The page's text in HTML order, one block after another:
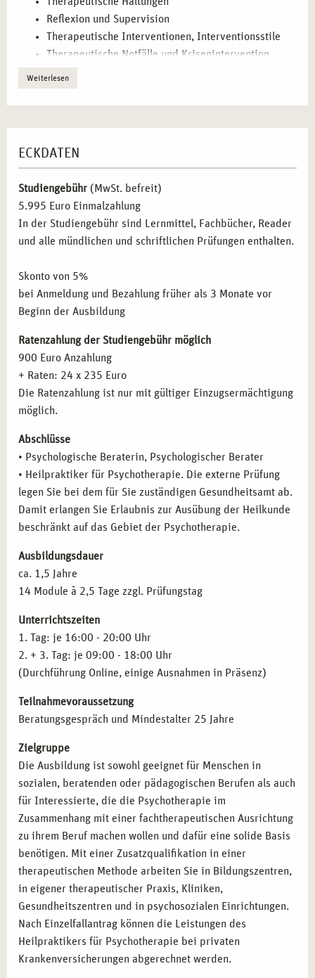
BERUFLICHE PERSPEKTIVEN NACH DER
AUSBILDUNG IN KÖLN
Mit Ihrer Qualifikation als Heilpraktiker für
Psychotherapie stehen Ihnen in Köln und darüber hinaus
zahlreiche berufliche Möglichkeiten offen:
Therapiezentren und soziale Einrichtungen:
Angestelltenverhältnisse mit klaren Strukturen und
Teamarbeit.
Coaching und Beratung:
individuelle Beratung bei psychischen Belastungen.
Spezialisierung:Weiterbildung in Bereichen wie
Verhaltenstherapie.
Lehrtätigkeit:Ausbildung angehender Heilpraktiker
und Weiterbildung in der Erwachsenenbildung.
QUALIFIKATIONEN NACH IHRER AUSBILDUNG
IN KÖLN
Nach erfolgreichem Abschluss der Ausbildung können Sie
folgende Qualifikationen erwerben:
Heilpraktiker für Psychotherapie:
therapeutischen Arbeit nach bestandener Prüfung.
Psychologischer Berater:Kompetenzen zur
psychologischen Betreuung und Beratung.
MIT CAMPUS NATURALIS IN KÖLN
DURCHSTARTEN
Wählen Sie die Ausbildung zum Heilpraktiker für
Psychotherapie bei campus naturalis in Köln und
profitieren Sie von unserer langjährigen Erfahrung und
praxisorientierten Lehrmethoden. Unsere erfahrenen
Dozenten und die inspirierende Umgebung der Domstadt
bieten Ihnen die besten Voraussetzungen für eine
Lassen Sie uns gemeinsam Ihre beruflichen Ziele
verwirklichen!
Reﬂexion und Supervision
Therapeutische Interventionen, Interventionsstile
Therapeutische Notfälle und Krisenintervention
Gruppendynamik, Gruppenprozesse
Biographiearbeit
Übertragung – Gegenübertragung – Widerstand
Therapierichtungen und Modelle
Psychoanalyse (Freud)
Analytische Psychologie (Jung)
Individualpsychologie (Adler)
Gesprächstherapie (Rogers)
Systemische Therapie
Gestalttherapie (Perls)
Transaktionsanalyse (Berne)
Körpertherapeutische Verfahren
Kreativtherapeutische Verfahren
Kinder- und Jugendtherapie
Psychopathologie: Psychische Störungen
Psychischer und psychopathologischer Befund
Organisch bedingte Störungen
Substanzinduzierte Störungen
Schizophrenien
Aﬀektive Störungen
Neurotische Störungen
Persönlichkeitsstörungen
Intelligenzminderung
Entwicklungsstörungen
Störungen in Kindheit und Jugend
Prüfungstraining für die amtsärztliche Überprüfung
Gesetzeskunde
Therapieanträge
Inhalte der Fortbildung
Weiterlesen
ECKDATEN
Studiengebühr (MwSt. befreit)
5.995 Euro Einmalzahlung
In der Studiengebühr sind Lernmittel, Fachbücher, Reader
und alle mündlichen und schriftlichen Prüfungen enthalten.
Skonto von 5%
bei Anmeldung und Bezahlung früher als 3 Monate vor
Beginn der Ausbildung
Ratenzahlung der Studiengebühr möglich
900 Euro Anzahlung
+ Raten: 24 x 235 Euro
Die Ratenzahlung ist nur mit gültiger Einzugsermächtigung
möglich.
Abschlüsse
• Psychologische Beraterin, Psychologischer Berater
• Heilpraktiker für Psychotherapie. Die externe Prüfung
legen Sie bei dem für Sie zuständigen Gesundheitsamt ab.
Damit erlangen Sie Erlaubnis zur Ausübung der Heilkunde
beschränkt auf das Gebiet der Psychotherapie.
Ausbildungsdauer
ca. 1,5 Jahre
14 Module à 2,5 Tage zzgl. Prüfungstag
Unterrichtszeiten
1. Tag: je 16:00 - 20:00 Uhr
2. + 3. Tag: je 09:00 - 18:00 Uhr
(Durchführung Online, einige Ausnahmen in Präsenz)
Teilnahmevoraussetzung
Beratungsgespräch und Mindestalter 25 Jahre
Zielgruppe
Die Ausbildung ist sowohl geeignet für Menschen in
sozialen, beratenden oder pädagogischen Berufen als auch
für Interessierte, die die Psychotherapie im
Zusammenhang mit einer fachtherapeutischen Ausrichtung
zu ihrem Beruf machen wollen und dafür eine solide Basis
benötigen. Mit einer Zusatzqualifikation in einer
therapeutischen Methode arbeiten Sie in Bildungszentren,
in eigener therapeutischer Praxis, Kliniken,
Gesundheitszentren und in psychosozialen Einrichtungen.
Nach Einzelfallantrag können die Leistungen des
Heilpraktikers für Psychotherapie bei privaten
Krankenversicherungen abgerechnet werden.